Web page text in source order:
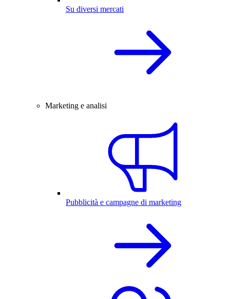
Su diversi mercati
Marketing e analisi
Pubblicità e campagne di marketing